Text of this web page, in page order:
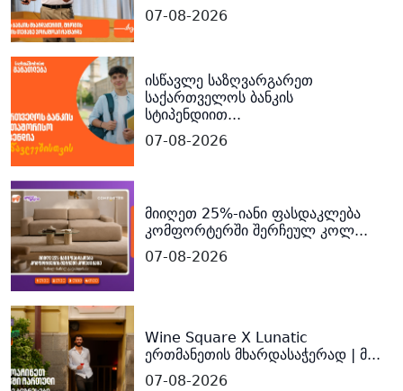
07-08-2026
ისწავლე საზღვარგარეთ
საქართველოს ბანკის
სტიპენდიით...
07-08-2026
მიიღეთ 25%-იანი ფასდაკლება
კომფორტერში შერჩეულ კოლ...
07-08-2026
Wine Square X Lunatic
ერთმანეთის მხარდასაჭერად | მ...
07-08-2026